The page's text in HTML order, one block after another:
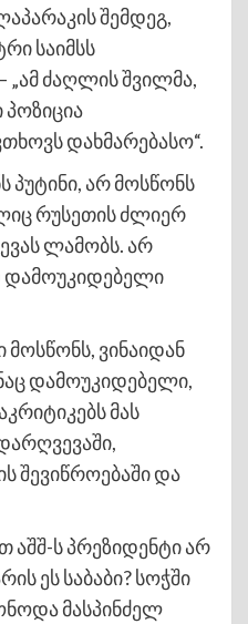
შემდეგ,
საიმსს
ძაღლის შვილმა,
პოზიცია
დახმარებასო“.
პუტინი, არ მოსწონს
რუსეთის ძლიერ
ლამობს. არ
დამოუკიდებელი
მოსწონს, ვინაიდან
დამოუკიდებელი,
მას
შევიწროებაში და
აშშ-ს პრეზიდენტი არ
ეს საბაბი? სოჭში
მასპინძელ